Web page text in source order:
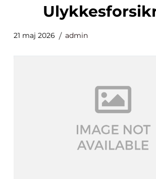
21 maj 2026 admin